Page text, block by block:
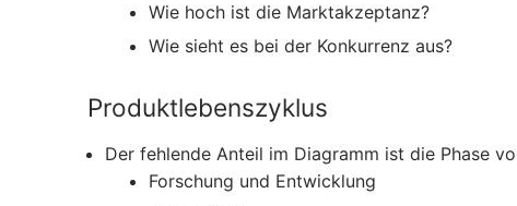
Wie hoch ist die Marktakzeptanz?
Wie sieht es bei der Konkurrenz aus?
Produktlebenszyklus
Der fehlende Anteil im Diagramm ist die Phase
Forschung und Entwicklung